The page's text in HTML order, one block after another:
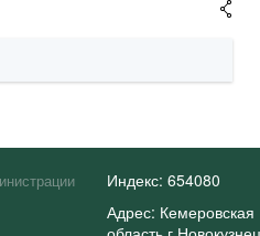
Индекс: 654080
Адрес: Кемеровская